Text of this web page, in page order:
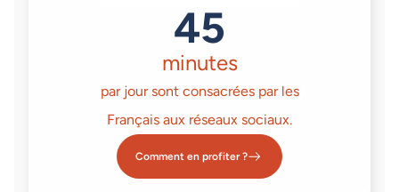
45
minutes
par jour sont consacrées par les
Français aux réseaux sociaux.
Comment en profiter ?